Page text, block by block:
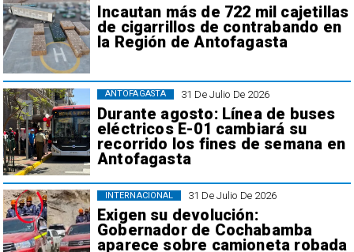
Incautan más de 722 mil cajetillas
de cigarrillos de contrabando en
la Región de Antofagasta
31 De Julio De 2026
Durante agosto: Línea de buses
eléctricos E-01 cambiará su
recorrido los fines de semana en
Antofagasta
ANTOFAGASTA
31 De Julio De 2026
Exigen su devolución:
Gobernador de Cochabamba
aparece sobre camioneta robada
INTERNACIONAL